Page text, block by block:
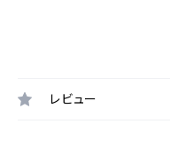
レビュー